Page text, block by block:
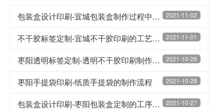
2021-11-02
包装盒设计印刷-宜城包装盒制作过程中需要关注的问题
2021-11-01
不干胶标签定制-宜城不干胶印刷的工艺处理方法
2021-10-29
枣阳透明标签定制-透明不干胶印刷制作要点
2021-10-28
枣阳手提袋印刷-纸质手提袋的制作流程
2021-10-27
包装盒设计印刷-枣阳包装盒定制的工序和注意事项